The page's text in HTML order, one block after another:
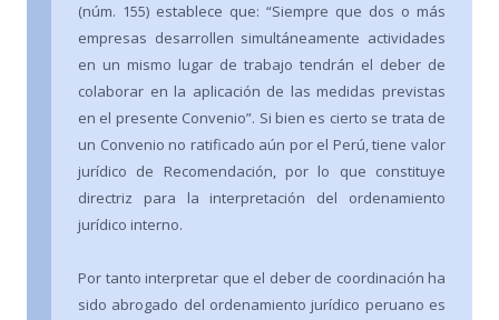
(núm. 155) establece que: “Siempre que dos o más
empresas desarrollen simultáneamente actividades
en un mismo lugar de trabajo tendrán el deber de
colaborar en la aplicación de las medidas previstas
en el presente Convenio”. Si bien es cierto se trata de
un Convenio no ratificado aún por el Perú, tiene valor
jurídico de Recomendación, por lo que constituye
directriz para la interpretación del ordenamiento
jurídico interno.
Por tanto interpretar que el deber de coordinación ha
sido abrogado del ordenamiento jurídico peruano es